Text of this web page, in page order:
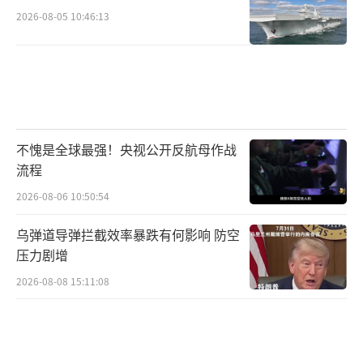
2026-08-05 10:46:13
不愧是全球最强！央视公开反航母作战
流程
2026-08-06 10:50:54
乌弹道导弹拦截效率暴跌有何影响 防空
压力剧增
2026-08-08 15:11:08